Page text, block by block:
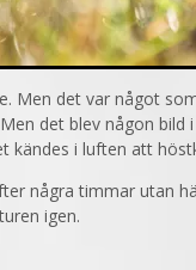
Men det var något
det blev någon
kändes i luften att
några timmar utan
igen.